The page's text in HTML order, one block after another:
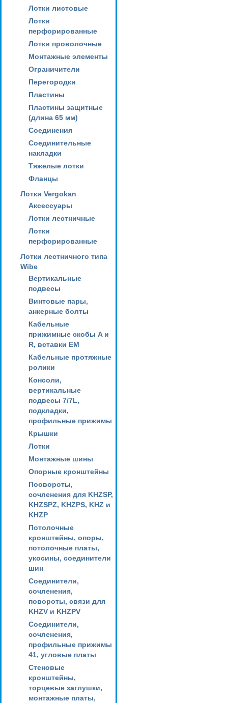
Лотки листовые
Лотки
перфорированные
Лотки проволочные
Монтажные элементы
Ограничители
Перегородки
Пластины
Пластины защитные
(длина 65 мм)
Соединения
Соединительные
накладки
Тяжелые лотки
Фланцы
Лотки Vergokan
Аксессуары
Лотки лестничные
Лотки
перфорированные
Лотки лестничного типа
Wibe
Вертикальные
подвесы
Винтовые пары,
анкерные болты
Кабельные
прижимные скобы A и
R, вставки EM
Кабельные протяжные
ролики
Консоли,
вертикальные
подвесы 7/7L,
подкладки,
профильные прижимы
Крышки
Лотки
Монтажные шины
Опорные кронштейны
Поовороты,
сочленения для KHZSP,
KHZSPZ, KHZPS, KHZ и
KHZP
Потолочные
кронштейны, опоры,
потолочные платы,
укосины, соединители
шин
Соединители,
сочленения,
повороты, связи для
KHZV и KHZPV
Соединители,
сочленения,
профильные прижимы
41, угловые платы
Стеновые
кронштейны,
торцевые заглушки,
монтажные платы,